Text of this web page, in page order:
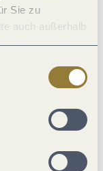
Sie zu
auch außerhalb
und dort
"Alle
in der Nutzung